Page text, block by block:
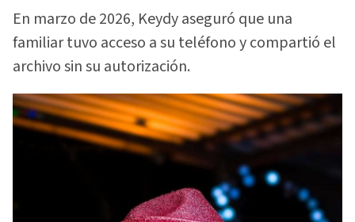
En marzo de 2026, Keydy aseguró que una
familiar tuvo acceso a su teléfono y compartió el
archivo sin su autorización.